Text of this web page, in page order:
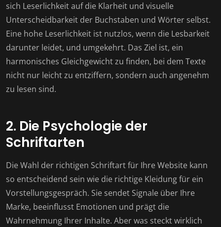
sich Leserlichkeit auf die Klarheit und visuelle
Unterscheidbarkeit der Buchstaben und Wörter selbst.
Eine hohe Leserlichkeit ist nutzlos, wenn die Lesbarkeit
darunter leidet, und umgekehrt. Das Ziel ist, ein
harmonisches Gleichgewicht zu finden, bei dem Texte
nicht nur leicht zu entziffern, sondern auch angenehm
zu lesen sind.
2. Die Psychologie der
Schriftarten
Die Wahl der richtigen Schriftart für Ihre Website kann
so entscheidend sein wie die richtige Kleidung für ein
Vorstellungsgespräch. Sie sendet Signale über Ihre
Marke, beeinflusst Emotionen und prägt die
Wahrnehmung Ihrer Inhalte. Aber was steckt wirklich